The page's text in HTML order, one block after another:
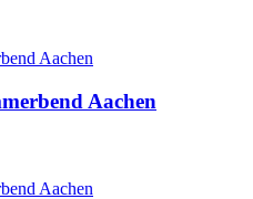
Aachen